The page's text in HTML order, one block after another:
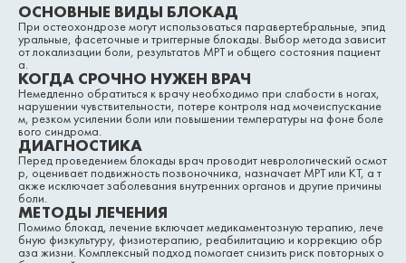
ОСНОВНЫЕ ВИДЫ БЛОКАД
При остеохондрозе могут использоваться паравертебральные, эпид
уральные, фасеточные и триггерные блокады. Выбор метода зависит
от локализации боли, результатов МРТ и общего состояния пациент
а.
КОГДА СРОЧНО НУЖЕН ВРАЧ
Немедленно обратиться к врачу необходимо при слабости в ногах,
нарушении чувствительности, потере контроля над мочеиспускание
м, резком усилении боли или повышении температуры на фоне боле
вого синдрома.
ДИАГНОСТИКА
Перед проведением блокады врач проводит неврологический осмот
р, оценивает подвижность позвоночника, назначает МРТ или КТ, а т
акже исключает заболевания внутренних органов и другие причины
боли.
МЕТОДЫ ЛЕЧЕНИЯ
Помимо блокад, лечение включает медикаментозную терапию, лече
бную физкультуру, физиотерапию, реабилитацию и коррекцию обр
аза жизни. Комплексный подход помогает снизить риск повторных о